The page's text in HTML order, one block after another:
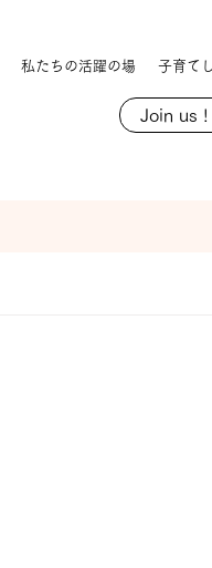
私たちの活躍の場 子育て
Join us !